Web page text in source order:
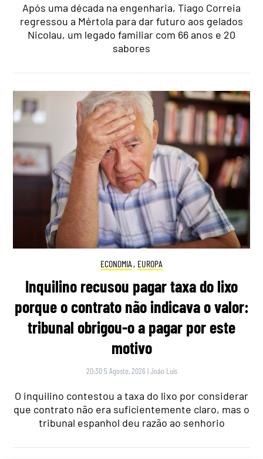
Após uma década na engenharia, Tiago Correia
regressou a Mértola para dar futuro aos gelados
Nicolau, um legado familiar com 66 anos e 20
sabores
ECONOMIA , EUROPA
Inquilino recusou pagar taxa do lixo
porque o contrato não indicava o valor:
tribunal obrigou-o a pagar por este
motivo
20:30 5 Agosto, 2026 |João Luís
O inquilino contestou a taxa do lixo por considerar
que contrato não era suficientemente claro, mas o
tribunal espanhol deu razão ao senhorio